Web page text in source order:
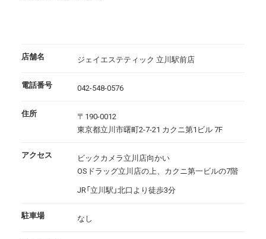
店舗名 ジェイエステティック 立川駅前店
電話番号 042-548-0576
住所
〒190-0012
東京都立川市曙町2-7-21 カクニ第1ビル 7F
アクセス
ビックカメラ立川店向かい
OSドラッグ立川店の上、カクニ第一ビルの7階
JR「立川駅」北口より徒歩3分
駐車場 なし